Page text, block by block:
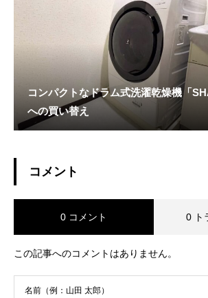
コンパクトなドラム式洗濯乾燥機「
への買い替え
コメント
0 コメント 0 ト
この記事へのコメントはありません。
名前（例：山田 太郎）